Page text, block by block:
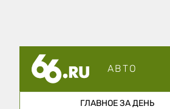
АВТО
ГЛАВНОЕ ЗА ДЕНЬ